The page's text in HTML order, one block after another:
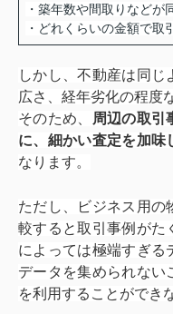
・築年数や間取りなどが
・どれくらいの金額で取
しかし、不動産は同
広さ、経年劣化の程度
そのため、
周辺の取引
に、細かい査定を加味
なります。
ただし、ビジネス用の
較すると取引事例がた
によっては極端すぎる
データを集められない
を利用することができ